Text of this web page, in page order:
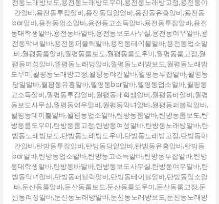
전동노래방보도,용전동노래방도우미,용전동노래방고정,용전동야
간알바,용전동투잡알바,용전동당일알바,용전동유흥알바,용전동
bar알바,용전동업소알바,용전동고소득알바,용전동투잡알바,용전
동대학생알바,용전동바알바,용전동보도사무실,용전동여우알바,용
전동악녀알바,용전동퍼블릭알바,용전동테이블알바,용전동업소알
바,월평동룸알바,월평동룸보도,월평동룸도우미,월평동룸고정,월
평동여성알바,월평동노래방알바,월평동노래방보도,월평동노래방
도우미,월평동노래방고정,월평동야간알바,월평동투잡알바,월평동
당일알바,월평동유흥알바,월평동bar알바,월평동업소알바,월평동
고소득알바,월평동투잡알바,월평동대학생알바,월평동바알바,월평
동보도사무실,월평동여우알바,월평동악녀알바,월평동퍼블릭알바,
월평동테이블알바,월평동업소알바,탄방동룸알바,탄방동룸보도,탄
방동룸도우미,탄방동룸고정,탄방동여성알바,탄방동노래방알바,탄
방동노래방보도,탄방동노래방도우미,탄방동노래방고정,탄방동야
간알바,탄방동투잡알바,탄방동당일알바,탄방동유흥알바,탄방동
bar알바,탄방동업소알바,탄방동고소득알바,탄방동투잡알바,탄방
동대학생알바,탄방동바알바,탄방동보도사무실,탄방동여우알바,탄
방동악녀알바,탄방동퍼블릭알바,탄방동테이블알바,탄방동업소알
바,둔산동룸알바,둔산동룸보도,둔산동룸도우미,둔산동룸고정,둔
산동여성알바,둔산동노래방알바,둔산동노래방보도,둔산동노래방